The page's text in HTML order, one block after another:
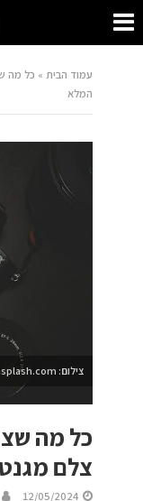
עמוד הבית » כל מה
המלא
צילום: unsplash.com
כל מה
צלם
12/05/2024